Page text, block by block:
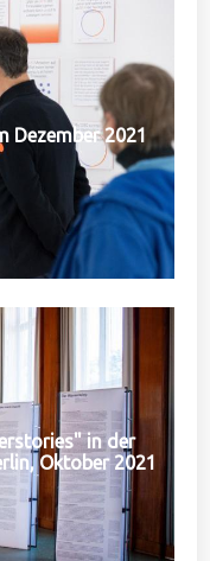
Dezember 2021
in der
Oktober 2021